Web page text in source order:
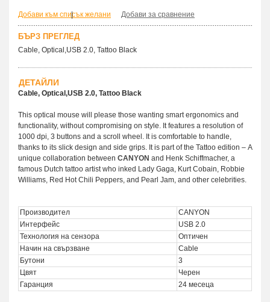
Добави към списък желани
| Добави за сравнение
БЪРЗ ПРЕГЛЕД
Cable, Optical,USB 2.0, Tattoo Black
ДЕТАЙЛИ
Cable, Optical,USB 2.0, Tattoo Black
This optical mouse will please those wanting smart ergonomics and
functionality, without compromising on style. It features a resolution of
1000 dpi, 3 buttons and a scroll wheel. It is comfortable to handle,
thanks to its slick design and side grips. It is part of the Tattoo edition – A
unique collaboration between CANYON and Henk Schiffmacher, a
famous Dutch tattoo artist who inked Lady Gaga, Kurt Cobain, Robbie
Williams, Red Hot Chili Peppers, and Pearl Jam, and other celebrities.
Производител
CANYON
Интерфейс
USB 2.0
Технология на сензора
Оптичен
Начин на свързване
Cable
Бутони
3
Цвят
Черен
Гаранция
24 месеца